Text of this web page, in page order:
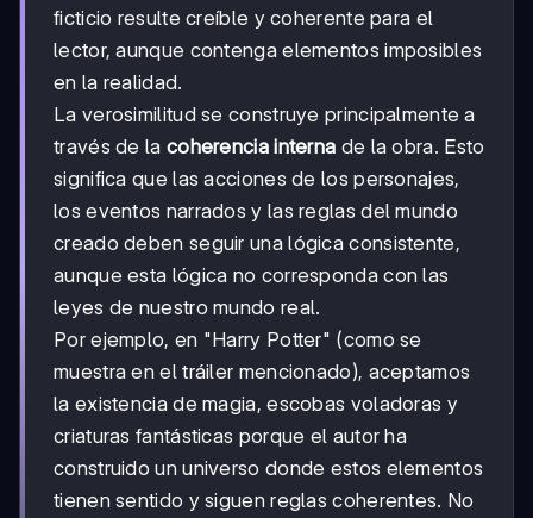
ficticio resulte creíble y coherente para el
lector, aunque contenga elementos imposibles
en la realidad.
La verosimilitud se construye principalmente a
través de la coherencia interna de la obra. Esto
significa que las acciones de los personajes,
los eventos narrados y las reglas del mundo
creado deben seguir una lógica consistente,
aunque esta lógica no corresponda con las
leyes de nuestro mundo real.
Por ejemplo, en "Harry Potter" (como se
muestra en el tráiler mencionado), aceptamos
la existencia de magia, escobas voladoras y
criaturas fantásticas porque el autor ha
construido un universo donde estos elementos
tienen sentido y siguen reglas coherentes. No